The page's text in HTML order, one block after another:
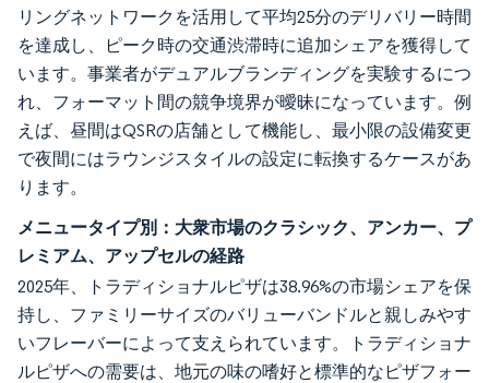
リングネットワークを活用して平均25分のデリバリー時間
を達成し、ピーク時の交通渋滞時に追加シェアを獲得して
います。事業者がデュアルブランディングを実験するにつ
れ、フォーマット間の競争境界が曖昧になっています。例
えば、昼間はQSRの店舗として機能し、最小限の設備変更
で夜間にはラウンジスタイルの設定に転換するケースがあ
ります。
メニュータイプ別：大衆市場のクラシック、アンカー、プ
レミアム、アップセルの経路
2025年、トラディショナルピザは38.96%の市場シェアを保
持し、ファミリーサイズのバリューバンドルと親しみやす
いフレーバーによって支えられています。トラディショナ
ルピザへの需要は、地元の味の嗜好と標準的なピザフォー